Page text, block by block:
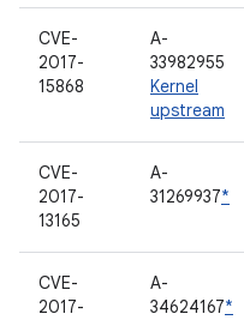
CVE-
2017-
15868
A-
33982955
Kernel
upstream
CVE-
2017-
13165
A-
31269937*
CVE-
2017-
A-
34624167*